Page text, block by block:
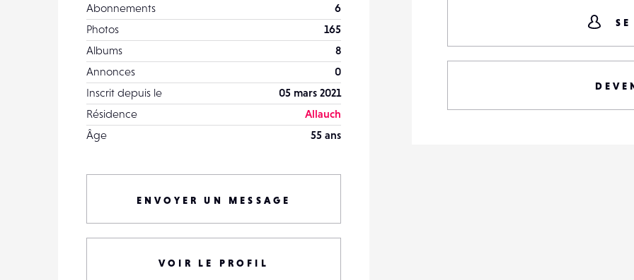
Abonnements
6
Photos
165
Albums
8
Annonces
0
Inscrit depuis le
05 mars 2021
Résidence
Allauch
Âge
55 ans
ENVOYER UN MESSAGE
VOIR LE PROFIL